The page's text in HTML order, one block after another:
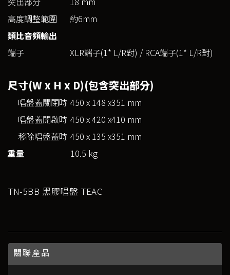
高度調整範圍
約6mm
類比音頻輸出
端子
XLR端子(1* L/R對) / RCA端子(1* L/R對)
尺寸(W x H x D)(包含突出部分)
唱盤蓋關閉時 450 x 148 x351 mm
唱盤蓋開啟時 450 x 420 x410 mm
移除唱盤蓋時 450 x 135 x351 mm
重量
10.5 kg
TN-5BB 黑膠唱盤 TEAC
關聯產品